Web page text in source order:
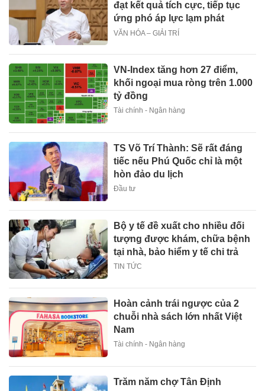
đạt kết quả tích cực, tiếp tục
ứng phó áp lực lạm phát
VĂN HÓA – GIẢI TRÍ
VN-Index tăng hơn 27 điểm,
khối ngoại mua ròng trên 1.000
tỷ đồng
Tài chính - Ngân hàng
TS Võ Trí Thành: Sẽ rất đáng
tiếc nếu Phú Quốc chỉ là một
hòn đảo du lịch
Đầu tư
Bộ y tế đề xuất cho nhiều đối
tượng được khám, chữa bệnh
tại nhà, bảo hiểm y tế chi trả
TIN TỨC
Hoàn cảnh trái ngược của 2
chuỗi nhà sách lớn nhất Việt
Nam
Tài chính - Ngân hàng
Trăm năm chợ Tân Định